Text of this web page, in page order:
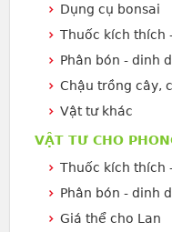
Dụng cụ bonsai
Thuốc kích thích
Phân bón - dinh
Chậu trồng cây,
Vật tư khác
VẬT TƯ CHO
Thuốc kích thích
Phân bón - dinh
Giá thể cho Lan